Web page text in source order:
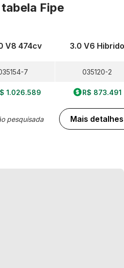
Fipe
V8 474cv
7
1.026.589
pesquisada
3.0 V6 Hibrido
035120-2
R$ 873.491
Mais detalhes